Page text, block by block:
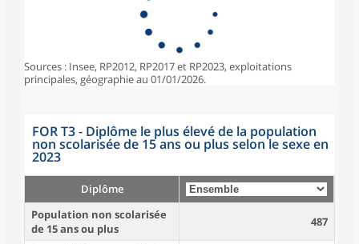
Sources : Insee, RP2012, RP2017 et RP2023, exploitations
principales, géographie au 01/01/2026.
FOR T3 - Diplôme le plus élevé de la population
non scolarisée de 15 ans ou plus selon le sexe en
2023
Diplôme
Population non scolarisée
de 15 ans ou plus
487